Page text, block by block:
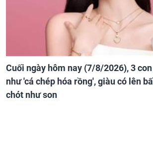
Cuối ngày hôm nay (7/8/2026), 3
như 'cá chép hóa rồng', giàu có lên
chót như son